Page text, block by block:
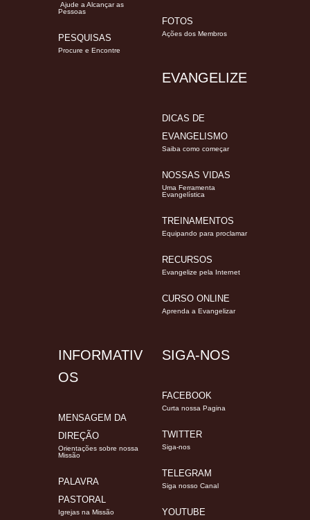
Ajude a Alcançar as
Pessoas
PESQUISAS
Procure e Encontre
FOTOS
Ações dos Membros
EVANGELIZE
DICAS DE
EVANGELISMO
Saiba como começar
NOSSAS VIDAS
Uma Ferramenta
Evangelística
TREINAMENTOS
Equipando para proclamar
RECURSOS
Evangelize pela Internet
CURSO ONLINE
Aprenda a Evangelizar
INFORMATIV
OS
MENSAGEM DA
DIREÇÃO
Orientações sobre nossa
Missão
PALAVRA
PASTORAL
Igrejas na Missão
SIGA-NOS
FACEBOOK
Curta nossa Pagina
TWITTER
Siga-nos
TELEGRAM
Siga nosso Canal
YOUTUBE